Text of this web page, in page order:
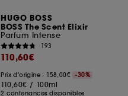
HUGO BOSS
BOSS The Scent Elixir
Parfum Intense
193
110,60€
Prix d'origine : 158,00€ -30%
110,60€ / 100ml
2 contenances disponibles